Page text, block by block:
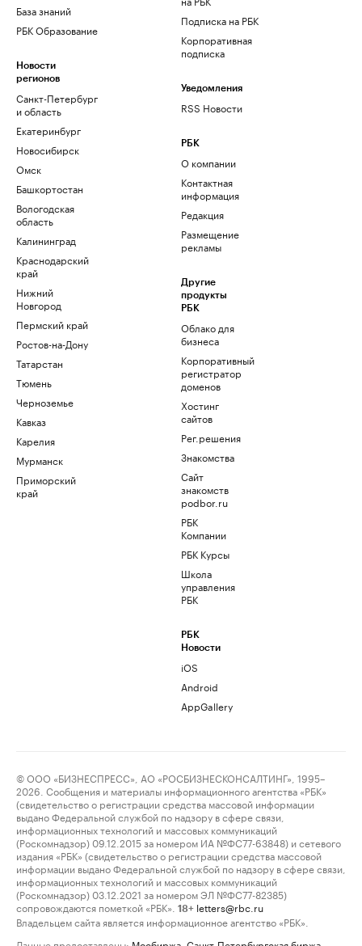
База знаний
РБК Образование
Новости
регионов
Санкт-Петербург
и область
Екатеринбург
Новосибирск
Омск
Башкортостан
Вологодская
область
Калининград
Краснодарский
край
Нижний
Новгород
Пермский край
Ростов-на-Дону
Татарстан
Тюмень
Черноземье
Кавказ
Карелия
Мурманск
Приморский
край
Подписка на РБК
Корпоративная
подписка
Уведомления
RSS Новости
РБК
О компании
Контактная
информация
Редакция
Размещение
рекламы
Другие
продукты
РБК
Облако для
бизнеса
Корпоративный
регистратор
доменов
Хостинг
сайтов
Рег.решения
Знакомства
Сайт
знакомств
podbor.ru
РБК
Компании
РБК Курсы
Школа
управления
РБК
РБК
Новости
iOS
Android
AppGallery
© ООО «БИЗНЕСПРЕСС», АО «РОСБИЗНЕСКОНСАЛТИНГ», 1995–
2026. Сообщения и материалы информационного агентства «РБК»
(свидетельство о регистрации средства массовой информации
выдано Федеральной службой по надзору в сфере связи,
информационных технологий и массовых коммуникаций
(Роскомнадзор) 09.12.2015 за номером ИА №ФС77-63848) и сетевого
издания «РБК» (свидетельство о регистрации средства массовой
информации выдано Федеральной службой по надзору в сфере связи,
информационных технологий и массовых коммуникаций
(Роскомнадзор) 03.12.2021 за номером ЭЛ №ФС77-82385)
сопровождаются пометкой «РБК».
18+ letters@rbc.ru
Владельцем сайта является информационное агентство «РБК».